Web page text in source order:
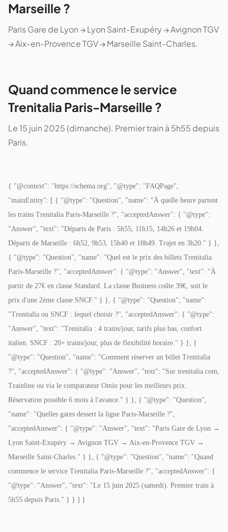
Marseille ?
Paris Gare de Lyon → Lyon Saint-Exupéry → Avignon TGV
→ Aix-en-Provence TGV → Marseille Saint-Charles.
Quand commence le service
Trenitalia Paris-Marseille ?
Le 15 juin 2025 (dimanche). Premier train à 5h55 depuis
Paris.
{ "@context": "https://schema.org", "@type": "FAQPage",
"mainEntity": [ { "@type": "Question", "name": "À quelle heure partent
les trains Trenitalia Paris-Marseille ?", "acceptedAnswer": { "@type":
"Answer", "text": "Départs de Paris : 5h55, 11h15, 14h26 et 19h04.
Départs de Marseille : 6h52, 9h53, 15h40 et 18h49. Trajet en 3h20." } },
{ "@type": "Question", "name": "Quel est le prix des billets Trenitalia
Paris-Marseille ?", "acceptedAnswer": { "@type": "Answer", "text": "À
partir de 27€ en classe Standard. La classe Business coûte 39€, soit le
prix d'une 2ème classe SNCF." } }, { "@type": "Question", "name":
"Trenitalia ou SNCF : lequel choisir ?", "acceptedAnswer": { "@type":
"Answer", "text": "Trenitalia : 4 trains/jour, tarifs plus bas, confort
italien. SNCF : 20+ trains/jour, plus de flexibilité horaire." } }, {
"@type": "Question", "name": "Comment réserver un billet Trenitalia
?", "acceptedAnswer": { "@type": "Answer", "text": "Sur trenitalia.com,
Trainline ou via le comparateur Omio pour les meilleurs prix.
Réservation possible 6 mois à l'avance." } }, { "@type": "Question",
"name": "Quelles gares dessert la ligne Paris-Marseille ?",
"acceptedAnswer": { "@type": "Answer", "text": "Paris Gare de Lyon →
Lyon Saint-Exupéry → Avignon TGV → Aix-en-Provence TGV →
Marseille Saint-Charles." } }, { "@type": "Question", "name": "Quand
commence le service Trenitalia Paris-Marseille ?", "acceptedAnswer": {
"@type": "Answer", "text": "Le 15 juin 2025 (samedi). Premier train à
5h55 depuis Paris." } } ] }